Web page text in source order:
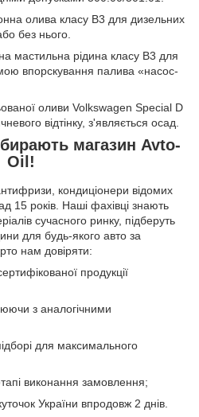
олива класу В3 для дизельних
без нього.
рідина класу В3 для
впорскування палива «насос-
оливи Volkswagen Special D
відтінку, з'являється осад.
магазин Avto-
Oil!
кондиціонери відомих
15 років. Наші фахівці знають
сучасного ринку, підберуть
для будь-якого авто за
нам довіряти:
продукції
з аналогічними
для максимального
виконання замовлення;
України впродовж 2 днів.